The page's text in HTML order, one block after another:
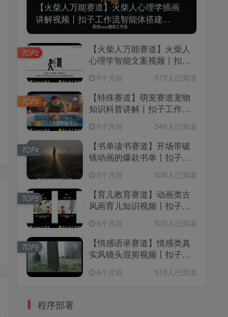
【书单读书赛道】开场带破镜动画的爆款书单丨扣子工作流智能体搭建coze工作流 【育儿教育赛道】动画类古风画育儿知识视频丨扣子工作流智能体搭建coze工作流
【火柴人万能赛道】火柴人心理学插画
讲解视频丨扣子工作流智能体搭建...
【火柴人万能赛道】火柴人
心理学智能文案视频丨扣子
流 6个月前 573人已阅读
TOP2
【特殊赛道】萌宠赛道宠物
知识科普讲解丨扣子工作流
6个月前 546人已阅读
TOP3
【书单读书赛道】开场带破
镜动画的爆款书单丨扣子工
6个月前 536人已阅读
TOP4
【育儿教育赛道】动画类古
风画育儿知识视频丨扣子工
6个月前 525人已阅读
TOP5
【情感语录赛道】情感类真
实风镜头混剪视频丨扣子工
6个月前 515人已阅读
TOP6
程序部署